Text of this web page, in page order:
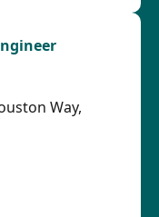
Way,